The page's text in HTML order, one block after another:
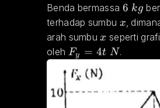
Benda bermassa 6
6 kg
terhadap sumbu x
x ,
arah sumbu x
x seperti
oleh F_y = 4t \space N
Fy = 4t N.